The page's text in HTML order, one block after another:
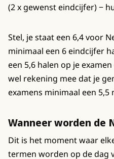
(2 x gewenst eindcijfer) −
Stel, je staat een 6,4 voor
minimaal een 6 eindcijfer
een 5,6 halen op je
wel rekening mee dat je
examens minimaal een
Wanneer worden de
Dit is het moment waar
termen worden op de dag